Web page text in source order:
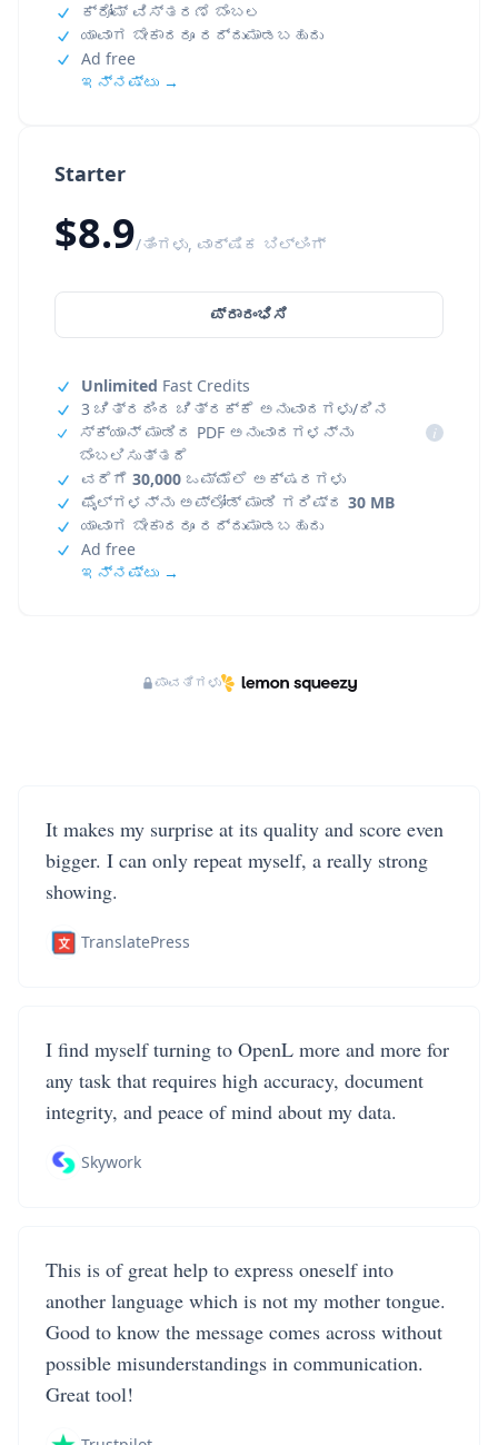
Starter
$8.9/ತಿಂಗಳು, ವಾರ್ಷಿಕ ಬಿಲ್ಲಿಂಗ್
ಪ್ರಾರಂಭಿಸಿ
Unlimited Fast Credits
3 ಚಿತ್ರದಿಂದ ಚಿತ್ರಕ್ಕೆ ಅನುವಾದಗಳು/ದಿನ
ಸ್ಕ್ಯಾನ್ ಮಾಡಿದ PDF ಅನುವಾದಗಳನ್ನು
ಬೆಂಬಲಿಸುತ್ತದೆ
i
ವರೆಗೆ 30,000 ಒಮ್ಮೆಲೆ ಅಕ್ಷರಗಳು
ಫೈಲ್‌ಗಳನ್ನು ಅಪ್‌ಲೋಡ್ ಮಾಡಿ ಗರಿಷ್ಠ 30 MB
ಯಾವಾಗ ಬೇಕಾದರೂ ರದ್ದುಮಾಡಬಹುದು
Ad free
ಇನ್ನಷ್ಟು →
ಕ್ರೋಮ್ ವಿಸ್ತರಣೆ ಬೆಂಬಲ
ಯಾವಾಗ ಬೇಕಾದರೂ ರದ್ದುಮಾಡಬಹುದು
Ad free
ಇನ್ನಷ್ಟು →
ಪಾವತಿಗಳು
It makes my surprise at its quality and score even
bigger. I can only repeat myself, a really strong
showing.
TranslatePress
I find myself turning to OpenL more and more for
any task that requires high accuracy, document
integrity, and peace of mind about my data.
Skywork
This is of great help to express oneself into
another language which is not my mother tongue.
Good to know the message comes across without
possible misunderstandings in communication.
Great tool!